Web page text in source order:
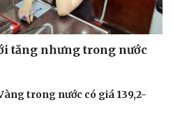
tăng nhưng trong nước
trong nước có giá 139,2-